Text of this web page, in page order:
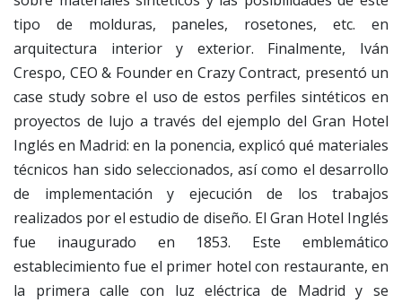
tipo de molduras, paneles, rosetones, etc. en
arquitectura interior y exterior. Finalmente, Iván
Crespo, CEO & Founder en Crazy Contract, presentó un
case study sobre el uso de estos perfiles sintéticos en
proyectos de lujo a través del ejemplo del Gran Hotel
Inglés en Madrid: en la ponencia, explicó qué materiales
técnicos han sido seleccionados, así como el desarrollo
de implementación y ejecución de los trabajos
realizados por el estudio de diseño. El Gran Hotel Inglés
fue inaugurado en 1853. Este emblemático
establecimiento fue el primer hotel con restaurante, en
la primera calle con luz eléctrica de Madrid y se